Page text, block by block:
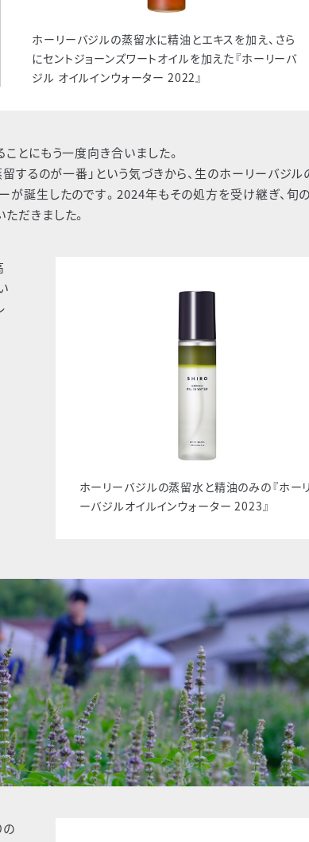
ホーリーバジルの蒸留水に精油とエキスを加え、さら
にセントジョーンズワートオイルを加えた『ホーリーバ
ジル オイルインウォーター 2022』
とにもう一度向き合いました。
するのが一番」という気づきから、生のホーリーバジル
が誕生したのです。2024年もその処方を受け継ぎ、旬
だきました。
ホーリーバジルの蒸留水と精油のみの『ホー
ーバジルオイルインウォーター 2023』
の